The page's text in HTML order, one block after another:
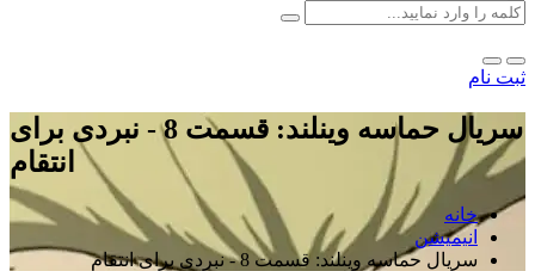
ثبت نام
سریال حماسه وینلند: قسمت 8 - نبردی برای
انتقام
خانه
انیمیشن
سریال حماسه وینلند: قسمت 8 - نبردی برای انتقام